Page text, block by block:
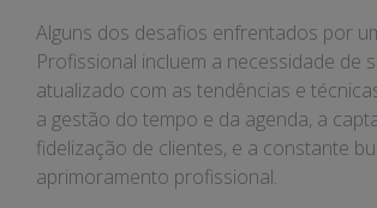
Alguns dos desafios enfrentados por
Profissional incluem a necessidade de
atualizado com as tendências e
a gestão do tempo e da agenda, a
fidelização de clientes, e a constante
aprimoramento profissional.